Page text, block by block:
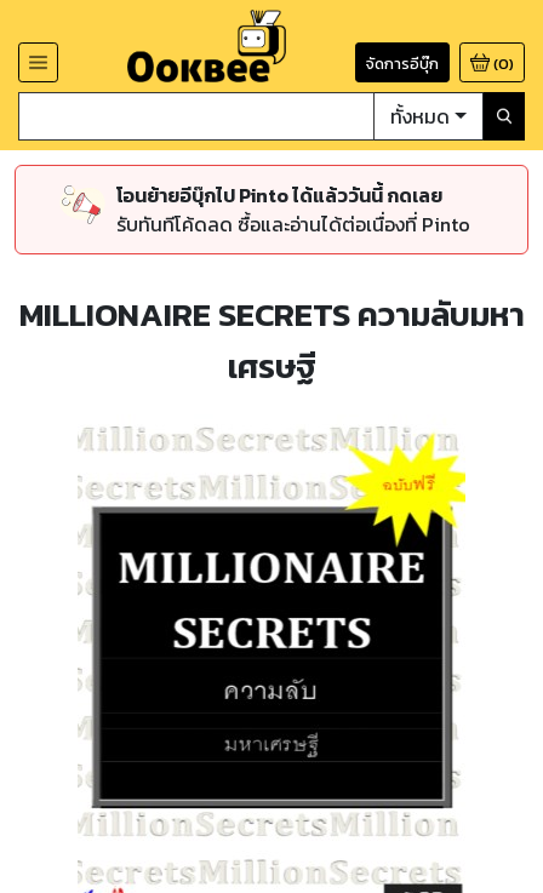
จัดการอีบุ๊ก (0)
ทั้งหมด
โอนย้ายอีบุ๊กไป Pinto ได้แล้ววันนี้ กดเลย
รับทันทีโค้ดลด ซื้อและอ่านได้ต่อเนื่องที่ Pinto
MILLIONAIRE SECRETS ความลับมหา
เศรษฐี